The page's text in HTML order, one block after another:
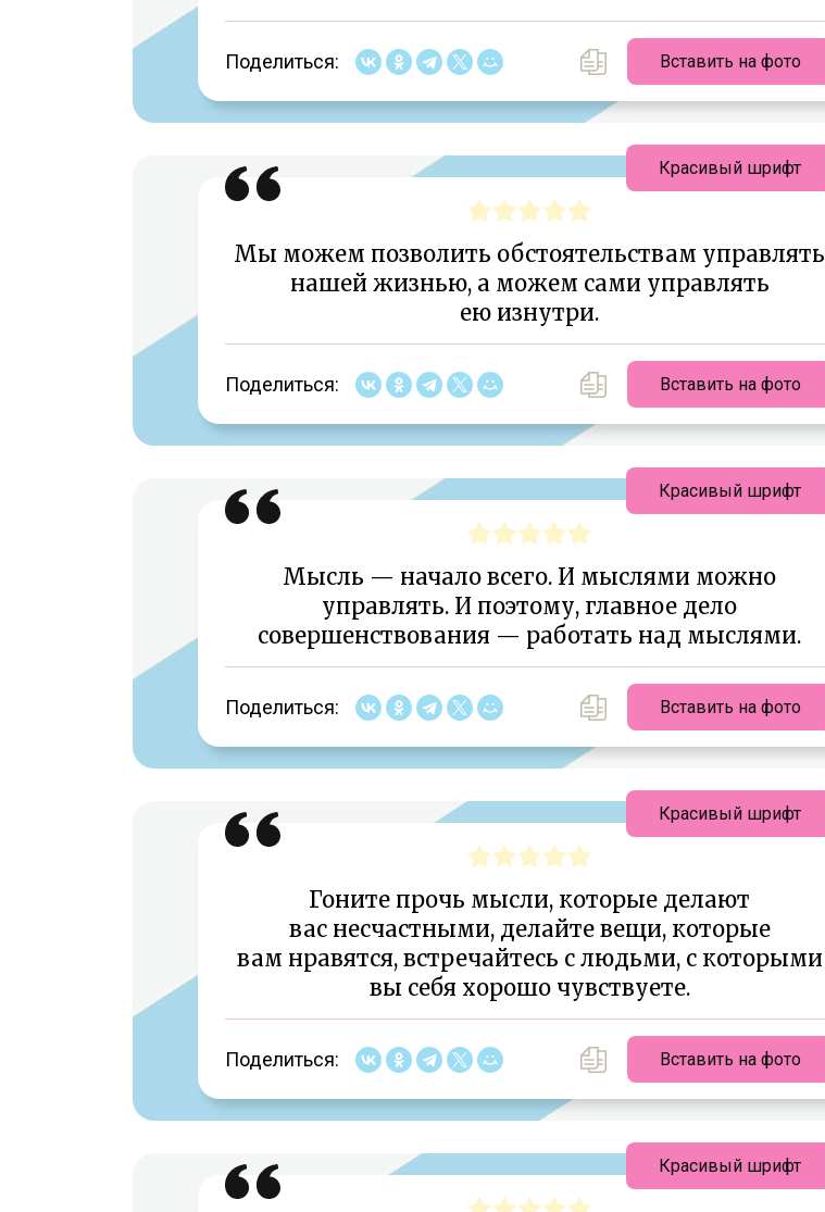
Поделиться: Вставить на фото
Мы можем позволить обстоятельствам управлять
нашей жизнью, а можем сами управлять
ею изнутри.
Поделиться: Вставить на фото
Красивый шрифт
Мысль — начало всего. И мыслями можно
управлять. И поэтому, главное дело
совершенствования — работать над мыслями.
Поделиться: Вставить на фото
Красивый шрифт
Гоните прочь мысли, которые делают
вас несчастными, делайте вещи, которые
вам нравятся, встречайтесь с людьми, с которыми
вы себя хорошо чувствуете.
Поделиться: Вставить на фото
Красивый шрифт
Красивый шрифт